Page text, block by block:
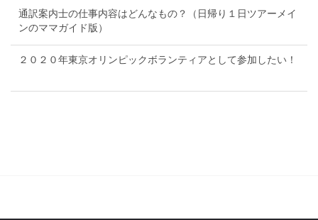
通訳案内士の仕事内容はどんなもの？（日帰り１日ツアーメイ
ンのママガイド版）
２０２０年東京オリンピックボランティアとして参加したい！